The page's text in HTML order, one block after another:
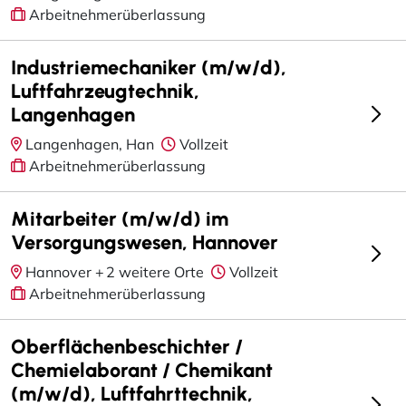
Arbeitnehmerüberlassung
Industriemechaniker (m/w/d),
Luftfahrzeugtechnik,
Langenhagen
Langenhagen, Han
Vollzeit
Arbeitnehmerüberlassung
Mitarbeiter (m/w/d) im
Versorgungswesen, Hannover
Hannover + 2 weitere Orte
Vollzeit
Arbeitnehmerüberlassung
Oberflächenbeschichter /
Chemielaborant / Chemikant
(m/w/d), Luftfahrttechnik,